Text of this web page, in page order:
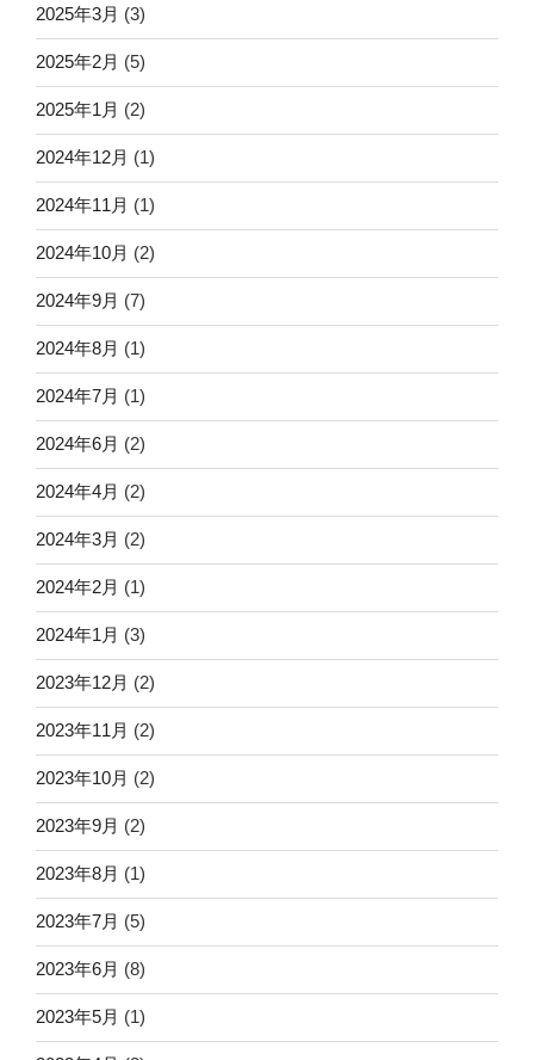
2025年3月 (3)
2025年2月 (5)
2025年1月 (2)
2024年12月 (1)
2024年11月 (1)
2024年10月 (2)
2024年9月 (7)
2024年8月 (1)
2024年7月 (1)
2024年6月 (2)
2024年4月 (2)
2024年3月 (2)
2024年2月 (1)
2024年1月 (3)
2023年12月 (2)
2023年11月 (2)
2023年10月 (2)
2023年9月 (2)
2023年8月 (1)
2023年7月 (5)
2023年6月 (8)
2023年5月 (1)